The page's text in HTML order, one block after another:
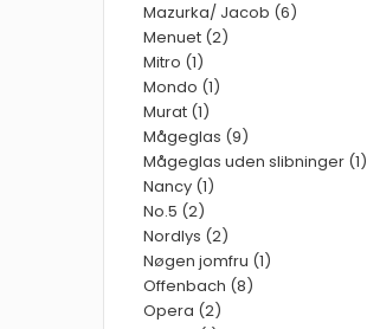
Mazurka/ Jacob (6)
Menuet (2)
Mitro (1)
Mondo (1)
Murat (1)
Mågeglas (9)
Mågeglas uden slibninger (1)
Nancy (1)
No.5 (2)
Nordlys (2)
Nøgen jomfru (1)
Offenbach (8)
Opera (2)